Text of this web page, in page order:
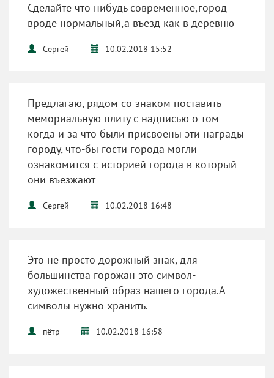
Сделайте что нибудь современное,город
вроде нормальный,а въезд как в деревню
Сергей 10.02.2018 15:52
Предлагаю, рядом со знаком поставить
мемориальную плиту с надписью о том
когда и за что были присвоены эти награды
городу, что-бы гости города могли
ознакомится с историей города в который
они въезжают
Сергей 10.02.2018 16:48
Это не просто дорожный знак, для
большинства горожан это символ-
художественный образ нашего города.А
символы нужно хранить.
пётр 10.02.2018 16:58